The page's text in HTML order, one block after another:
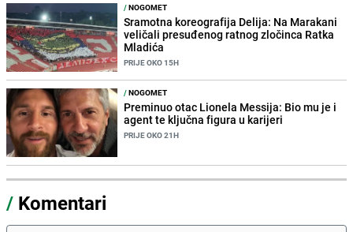
/NOGOMET
Sramotna koreografija Delija: Na Marakani
veličali presuđenog ratnog zločinca Ratka
Mladića
PRIJE OKO 15H
/NOGOMET
Preminuo otac Lionela Messija: Bio mu je i
agent te ključna figura u karijeri
PRIJE OKO 21H
/ Komentari